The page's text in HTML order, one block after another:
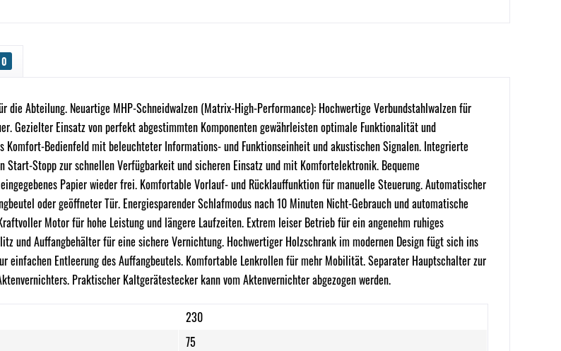
0
die Abteilung. Neuartige MHP-Schneidwalzen (Matrix-High-Performance): Hochwertige Verbundstahlwalzen für
Gezielter Einsatz von perfekt abgestimmten Komponenten gewährleisten optimale Funktionalität und
Komfort-Bedienfeld mit beleuchteter Informations- und Funktionseinheit und akustischen Signalen. Integrierte
Start-Stopp zur schnellen Verfügbarkeit und sicheren Einsatz und mit Komfortelektronik. Bequeme
Papier wieder frei. Komfortable Vorlauf- und Rücklauffunktion für manuelle Steuerung. Automatischer
oder geöffneter Tür. Energiesparender Schlafmodus nach 10 Minuten Nicht-Gebrauch und automatische
Motor für hohe Leistung und längere Laufzeiten. Extrem leiser Betrieb für ein angenehm ruhiges
und Auffangbehälter für eine sichere Vernichtung. Hochwertiger Holzschrank im modernen Design fügt sich ins
einfachen Entleerung des Auffangbeutels. Komfortable Lenkrollen für mehr Mobilität. Separater Hauptschalter zur
Praktischer Kaltgerätestecker kann vom Aktenvernichter abgezogen werden.
230
75